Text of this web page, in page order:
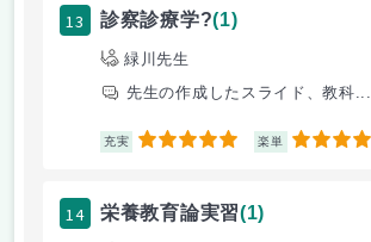
13 診察診療学?(1)
緑川先生
先生の作成したスライド、教科...
充実 5 楽単 4
14 栄養教育論実習(1)